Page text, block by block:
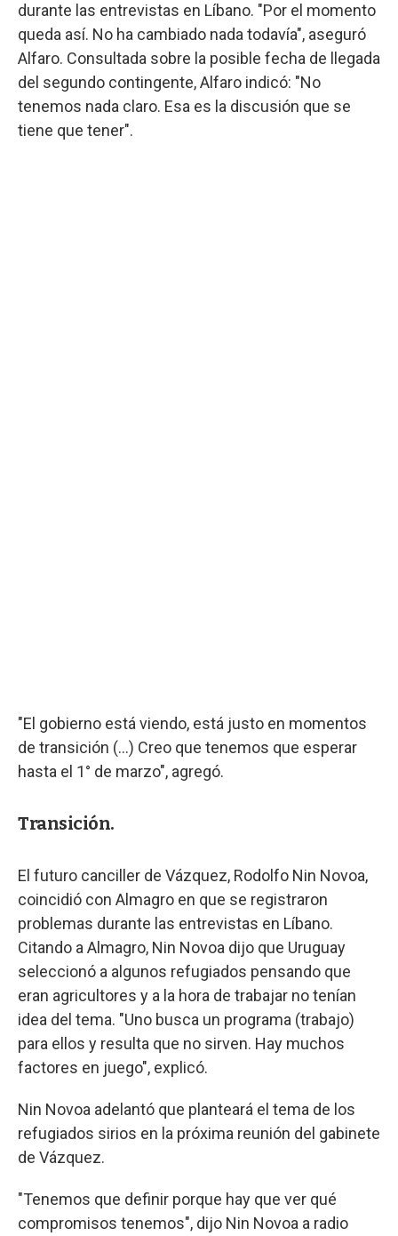
durante las entrevistas en Líbano. "Por el momento
queda así. No ha cambiado nada todavía", aseguró
Alfaro. Consultada sobre la posible fecha de llegada
del segundo contingente, Alfaro indicó: "No
tenemos nada claro. Esa es la discusión que se
tiene que tener".
"El gobierno está viendo, está justo en momentos
de transición (...) Creo que tenemos que esperar
hasta el 1° de marzo", agregó.
Transición.
El futuro canciller de Vázquez, Rodolfo Nin Novoa,
coincidió con Almagro en que se registraron
problemas durante las entrevistas en Líbano.
Citando a Almagro, Nin Novoa dijo que Uruguay
seleccionó a algunos refugiados pensando que
eran agricultores y a la hora de trabajar no tenían
idea del tema. "Uno busca un programa (trabajo)
para ellos y resulta que no sirven. Hay muchos
factores en juego", explicó.
Nin Novoa adelantó que planteará el tema de los
refugiados sirios en la próxima reunión del gabinete
de Vázquez.
"Tenemos que definir porque hay que ver qué
compromisos tenemos", dijo Nin Novoa a radio